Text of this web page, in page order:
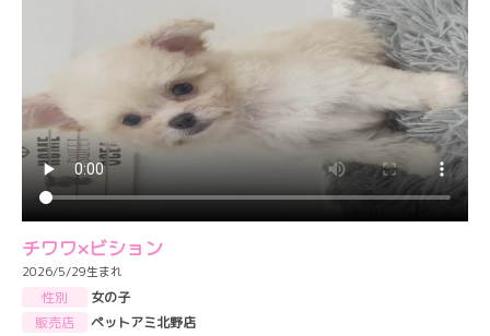
チワワ×ビション
2026/5/29生まれ
性別
女の子
販売店
ペットアミ北野店